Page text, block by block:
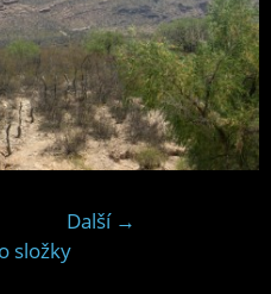
Další →
složky